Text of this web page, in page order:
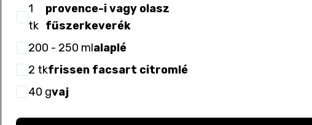
1
tk
provence-i vagy olasz
fűszerkeverék
200 - 250 mlalaplé
2 tkfrissen facsart citromlé
40 gvaj